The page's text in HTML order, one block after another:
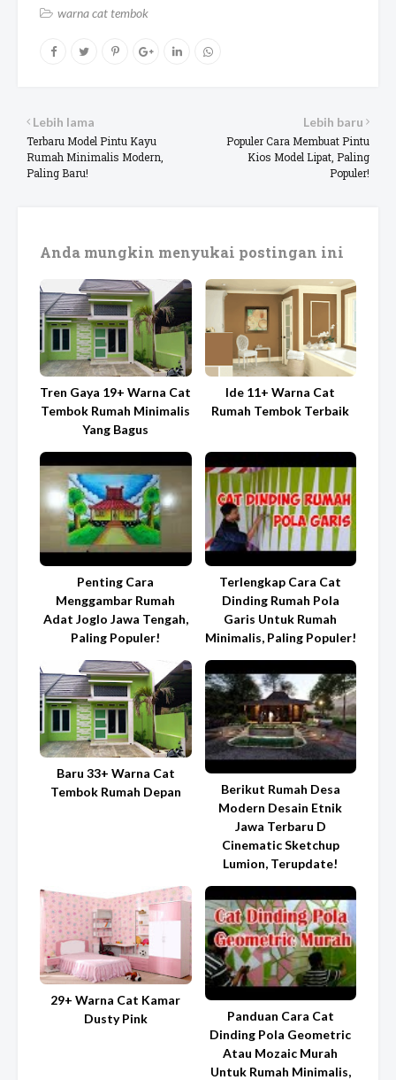
warna cat tembok
Lebih baru
Populer Cara Membuat Pintu
Kios Model Lipat, Paling
Populer!
Lebih lama
Terbaru Model Pintu Kayu
Rumah Minimalis Modern,
Paling Baru!
Anda mungkin menyukai postingan ini
Tren Gaya 19+ Warna Cat
Tembok Rumah Minimalis
Yang Bagus
Ide 11+ Warna Cat
Rumah Tembok Terbaik
Penting Cara
Menggambar Rumah
Adat Joglo Jawa Tengah,
Paling Populer!
Terlengkap Cara Cat
Dinding Rumah Pola
Garis Untuk Rumah
Minimalis, Paling Populer!
Baru 33+ Warna Cat
Tembok Rumah Depan
Berikut Rumah Desa
Modern Desain Etnik
Jawa Terbaru D
Cinematic Sketchup
Lumion, Terupdate!
29+ Warna Cat Kamar
Dusty Pink
Panduan Cara Cat
Dinding Pola Geometric
Atau Mozaic Murah
Untuk Rumah Minimalis,